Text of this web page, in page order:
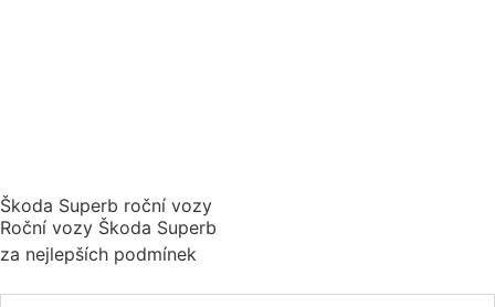
Škoda Superb roční vozy
Roční vozy Škoda Superb
za nejlepších podmínek